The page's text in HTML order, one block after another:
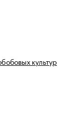
культур